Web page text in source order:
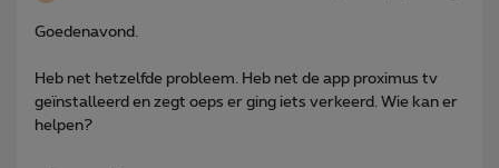
Goedenavond.
Heb net hetzelfde probleem. Heb net de app proximus tv
geïnstalleerd en zegt oeps er ging iets verkeerd. Wie kan er
helpen?